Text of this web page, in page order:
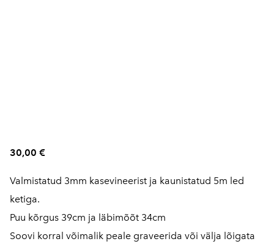
30,00 €
Valmistatud 3mm kasevineerist ja kaunistatud 5m led
ketiga.
Puu kõrgus 39cm ja läbimõõt 34cm
Soovi korral võimalik peale graveerida või välja lõigata